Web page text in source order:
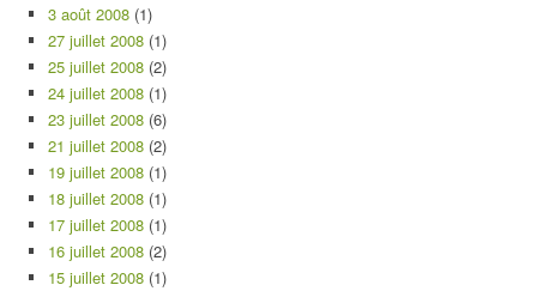
3 août 2008 (1)
27 juillet 2008 (1)
25 juillet 2008 (2)
24 juillet 2008 (1)
23 juillet 2008 (6)
21 juillet 2008 (2)
19 juillet 2008 (1)
18 juillet 2008 (1)
17 juillet 2008 (1)
16 juillet 2008 (2)
15 juillet 2008 (1)